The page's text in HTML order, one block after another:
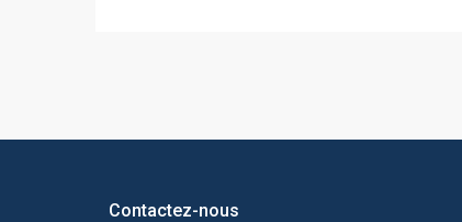
Contactez-nous